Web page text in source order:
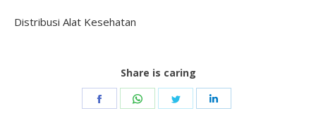
Distribusi Alat Kesehatan
Share is caring
Share
Share
Share